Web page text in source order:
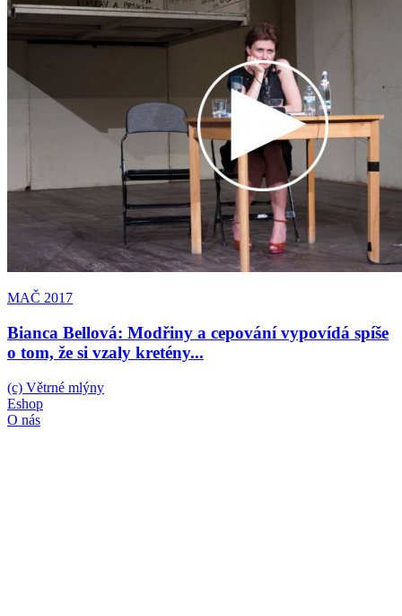
MAČ 2017
Bianca Bellová: Modřiny a cepování vypovídá spíše
o tom, že si vzaly kretény...
(c) Větrné mlýny
Eshop
O nás